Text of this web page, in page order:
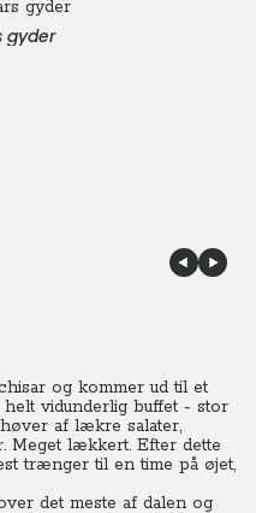
gyder
og kommer ud til et
helt vidunderlig buffet - stor
af lækre salater,
Meget lækkert. Efter dette
trænger til en time på øjet,
det meste af dalen og